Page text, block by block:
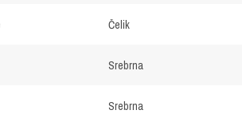
Čelik
Srebrna
Srebrna